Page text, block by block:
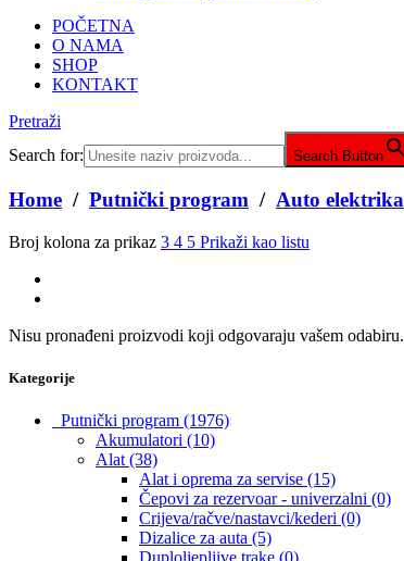
POČETNA
O NAMA
SHOP
KONTAKT
Pretraži
Search for:
Search Button
Home / Putnički program / Auto elektrika
Broj kolona za prikaz 3 4 5 Prikaži kao listu
Nisu pronađeni proizvodi koji odgovaraju vašem odabiru.
Kategorije
Putnički program (1976)
Akumulatori (10)
Alat (38)
Alat i oprema za servise (15)
Čepovi za rezervoar - univerzalni (0)
Crijeva/račve/nastavci/kederi (0)
Dizalice za auta (5)